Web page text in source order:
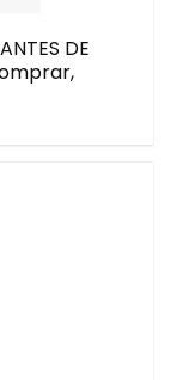
DE